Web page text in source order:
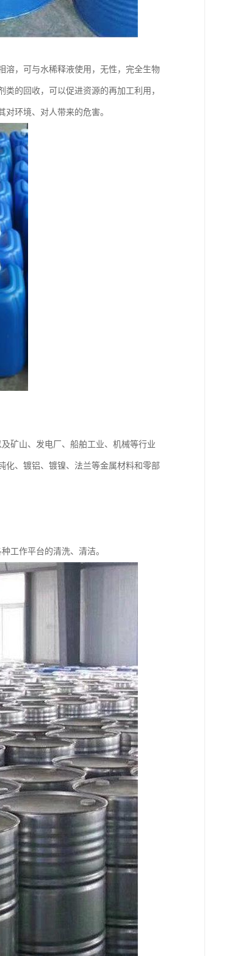
溶，可与水稀释液使用，无性，完全生物
的回收，可以促进资源的再加工利用，
环境、对人带来的危害。
矿山、发电厂、船舶工业、机械等行业
化、镀铝、镀镍、法兰等金属材料和零部
工作平台的清洗、清洁。